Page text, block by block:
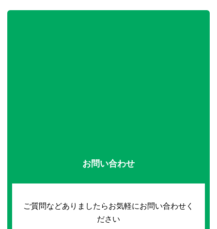
お問い合わせ
ご質問などありましたらお気軽にお問い合わせく
ださい